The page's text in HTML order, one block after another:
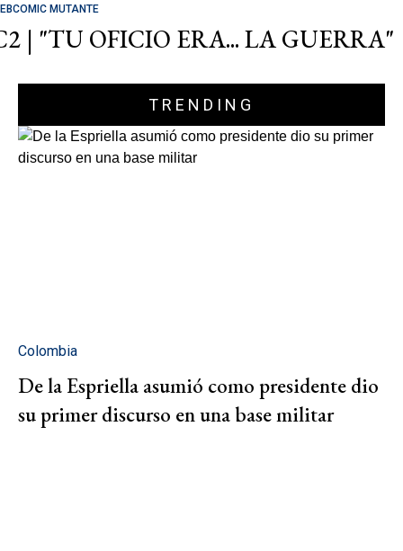
MUTANTE
| "TU OFICIO ERA... LA GUERRA"
TRENDING
Colombia
De la Espriella asumió como presidente dio
su primer discurso en una base militar